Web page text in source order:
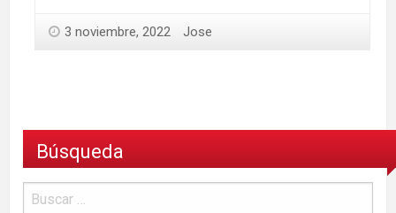
3 noviembre, 2022 Jose
Búsqueda